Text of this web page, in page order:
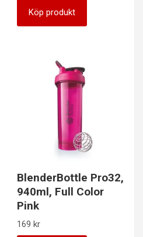
Köp produkt
BlenderBottle Pro32,
940ml, Full Color
Pink
169 kr